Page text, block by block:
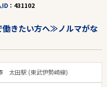
ID 431102
働きたい方へ≫ノルマがな
太田駅 (東武伊勢崎線)